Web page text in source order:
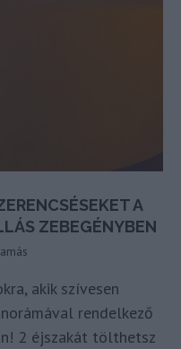
A
ZEBEGÉNYBEN
akik szívesen
rendelkező
2 éjszakát tölthetsz